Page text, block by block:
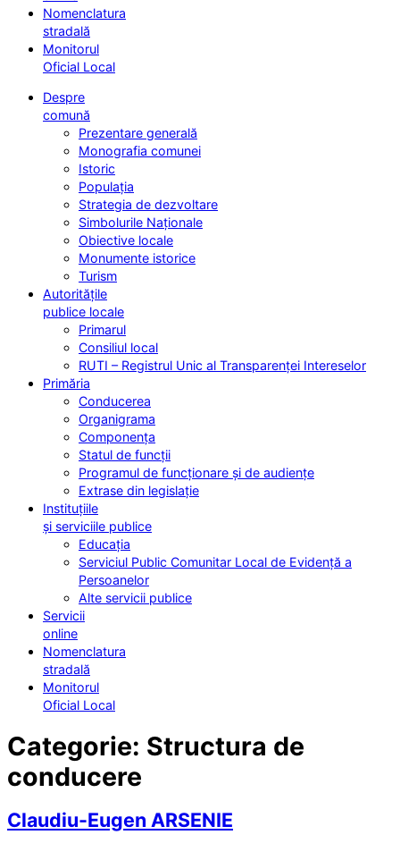
Nomenclatura
stradală
Monitorul
Oficial Local
Despre
comună
Prezentare generală
Monografia comunei
Istoric
Populația
Strategia de dezvoltare
Simbolurile Naționale
Obiective locale
Monumente istorice
Turism
Autoritățile
publice locale
Primarul
Consiliul local
RUTI – Registrul Unic al Transparenței Intereselor
Primăria
Conducerea
Organigrama
Componența
Statul de funcții
Programul de funcționare și de audiențe
Extrase din legislație
Instituțiile
și serviciile publice
Educația
Serviciul Public Comunitar Local de Evidență a
Persoanelor
Alte servicii publice
Servicii
online
Nomenclatura
stradală
Monitorul
Oficial Local
Categorie: Structura de
conducere
Claudiu-Eugen ARSENIE